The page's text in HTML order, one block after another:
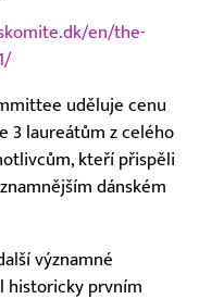
en/the-
uděluje cenu
3 laureátům z celého
kteří přispěli
dánském
významné
historicky prvním